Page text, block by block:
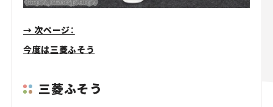
→ 次ページ：
今度は三菱ふそう
三菱ふそう